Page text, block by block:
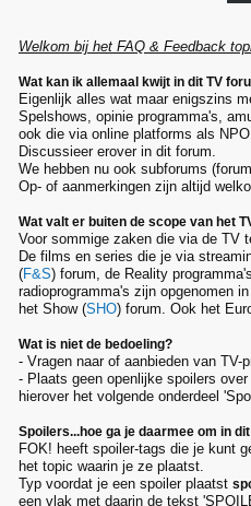
Welkom bij het FAQ & Feedback
Wat kan ik allemaal kwijt in dit TV
Eigenlijk alles wat maar enigszins
Spelshows, opinie programma's,
ook die via online platforms als
Discussieer erover in dit forum.
We hebben nu ook subforums
Op- of aanmerkingen zijn altijd
Wat valt er buiten de scope van het
Voor sommige zaken die via de TV
De films en series die je via
(F&S) forum, de Reality
radioprogramma's zijn opgenomen
het Show (SHO) forum. Ook het
Wat is niet de bedoeling?
- Vragen naar of aanbieden van
- Plaats geen openlijke spoilers
hierover het volgende onderdeel
Spoilers...hoe ga je daarmee om in
FOK! heeft spoiler-tags die je kunt
het topic waarin je ze plaatst.
Typ voordat je een spoiler plaatst
een vlak met daarin de tekst